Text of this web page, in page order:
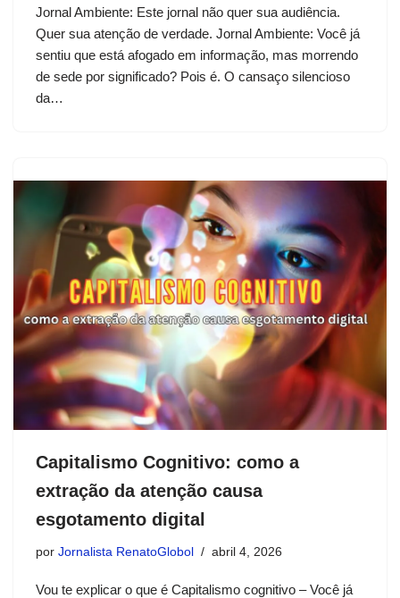
Jornal Ambiente: Este jornal não quer sua audiência.
Quer sua atenção de verdade. Jornal Ambiente: Você já
sentiu que está afogado em informação, mas morrendo
de sede por significado? Pois é. O cansaço silencioso
da…
Capitalismo Cognitivo: como a
extração da atenção causa
esgotamento digital
por Jornalista RenatoGlobol abril 4, 2026
Vou te explicar o que é Capitalismo cognitivo – Você já